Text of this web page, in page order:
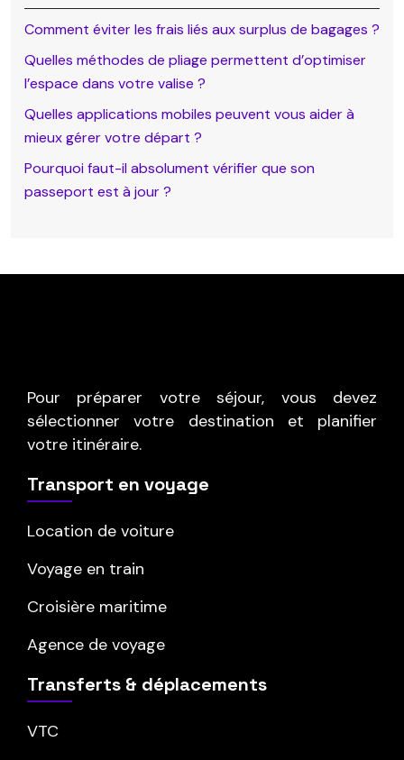
Comment éviter les frais liés aux surplus de bagages ?
Quelles méthodes de pliage permettent d’optimiser
l’espace dans votre valise ?
Quelles applications mobiles peuvent vous aider à
mieux gérer votre départ ?
Pourquoi faut-il absolument vérifier que son
passeport est à jour ?
Pour préparer votre séjour, vous devez
sélectionner votre destination et planifier
votre itinéraire.
Transport en voyage
Location de voiture
Voyage en train
Croisière maritime
Agence de voyage
Transferts & déplacements
VTC